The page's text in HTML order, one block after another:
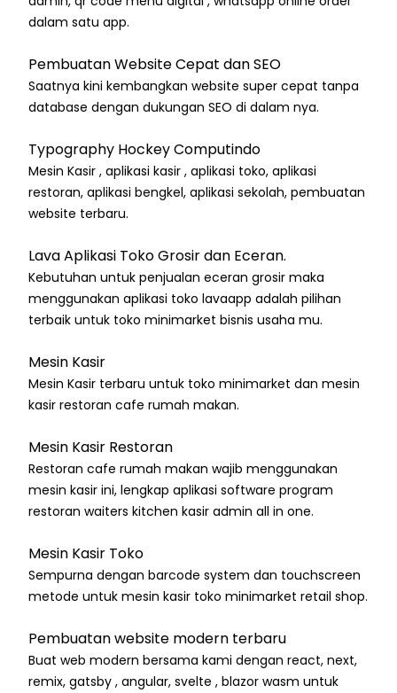
dalam satu app.
Pembuatan Website Cepat dan SEO
Saatnya kini kembangkan website super cepat tanpa
database dengan dukungan SEO di dalam nya.
Typography Hockey Computindo
Mesin Kasir , aplikasi kasir , aplikasi toko, aplikasi
restoran, aplikasi bengkel, aplikasi sekolah, pembuatan
website terbaru.
Lava Aplikasi Toko Grosir dan Eceran.
Kebutuhan untuk penjualan eceran grosir maka
menggunakan aplikasi toko lavaapp adalah pilihan
terbaik untuk toko minimarket bisnis usaha mu.
Mesin Kasir
Mesin Kasir terbaru untuk toko minimarket dan mesin
kasir restoran cafe rumah makan.
Mesin Kasir Restoran
Restoran cafe rumah makan wajib menggunakan
mesin kasir ini, lengkap aplikasi software program
restoran waiters kitchen kasir admin all in one.
Mesin Kasir Toko
Sempurna dengan barcode system dan touchscreen
metode untuk mesin kasir toko minimarket retail shop.
Pembuatan website modern terbaru
Buat web modern bersama kami dengan react, next,
remix, gatsby , angular, svelte , blazor wasm untuk